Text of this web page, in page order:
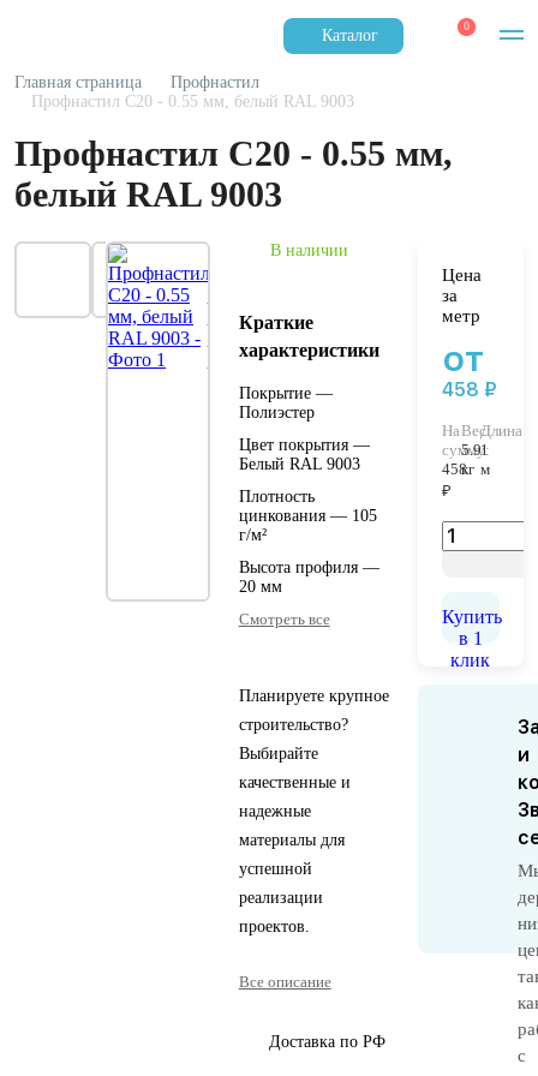
Каталог
0
Главная страница
Профнастил
Профнастил С20 - 0.55 мм, белый RAL 9003
Профнастил С20 - 0.55 мм,
белый RAL 9003
В наличии
Краткие
характеристики
Покрытие —
Полиэстер
Цвет покрытия —
Белый RAL 9003
Плотность
цинкования — 105
г/м²
Высота профиля —
20 мм
Смотреть все
Планируете крупное
строительство?
Выбирайте
качественные и
надежные
материалы для
успешной
реализации
проектов.
Все описание
Доставка по РФ
Цена
за
метр
от
458 ₽
На
сумму:
458
₽
Вес:
5.9
кг
Длина:
1
м
Купить
в 1
клик
и
с